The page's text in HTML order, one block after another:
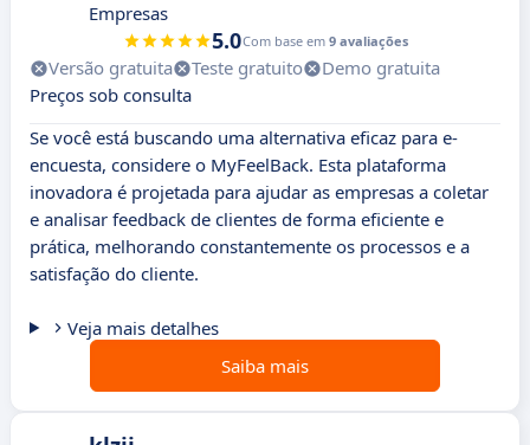
Empresas
5.0Com base em 9 avaliações
Versão gratuita Teste gratuito
Demo gratuita
Preços sob consulta
Se você está buscando uma alternativa eficaz para e-
encuesta, considere o MyFeelBack. Esta plataforma
inovadora é projetada para ajudar as empresas a coletar
e analisar feedback de clientes de forma eficiente e
prática, melhorando constantemente os processos e a
satisfação do cliente.
Veja mais detalhes
Saiba mais